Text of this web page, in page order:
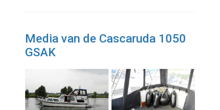
Media van de Cascaruda 1050
GSAK